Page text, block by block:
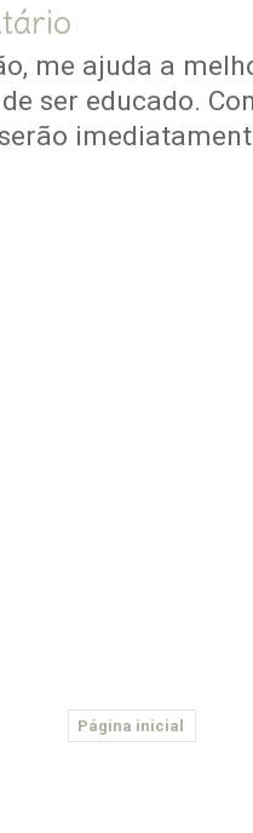
me ajuda a
ser educado.
Página inicial